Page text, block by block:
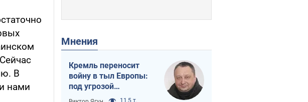
В
нами
Мнения
Кремль переносит
войну в тыл Европы:
под угрозой
критическая
11,5 т.